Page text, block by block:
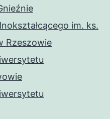
im. ks.
Rzeszowie